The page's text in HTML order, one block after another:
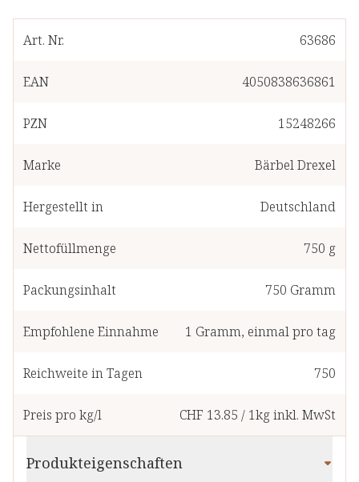
Art. Nr. 63686
EAN 4050838636861
PZN 15248266
Marke Bärbel Drexel
Hergestellt in Deutschland
Nettofüllmenge 750 g
Packungsinhalt 750 Gramm
Empfohlene Einnahme 1 Gramm, einmal pro tag
Reichweite in Tagen 750
Preis pro kg/l CHF 13.85 / 1kginkl. MwSt
Produkteigenschaften